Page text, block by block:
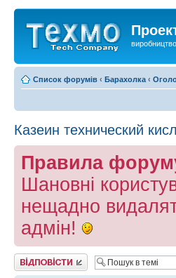
Список форумів ‹ Барахолка ‹
Казеин технический
Правила
Шановні
нещадно
адмін!
Відповісти